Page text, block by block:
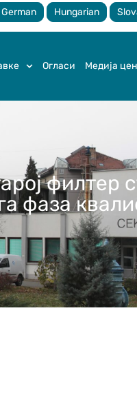
German Hungarian
Огласи Медија
филтер
фаза